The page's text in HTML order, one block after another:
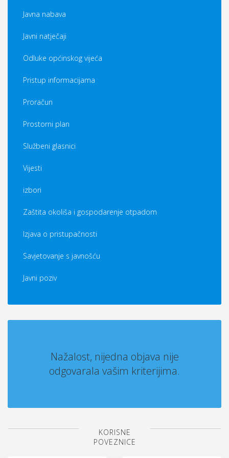
Javna nabava
Javni natječaji
Odluke općinskog vijeća
Pristup informacijama
Proračun
Prostorni plan
Službeni glasnici
Vijesti
izbori
Zaštita okoliša i gospodarenje otpadom
Izjava o pristupačnosti
Savjetovanje s javnošću
Javni poziv
Nažalost, nijedna objava nije
odgovarala vašim kriterijima.
KORISNE
POVEZNICE